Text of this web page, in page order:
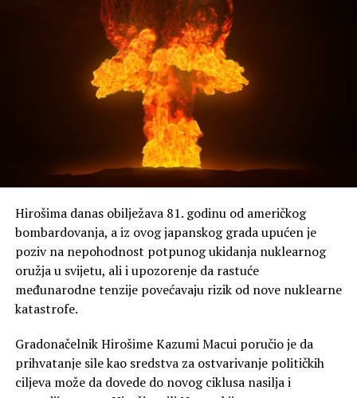
Hirošima danas obilježava 81. godinu od američkog
bombardovanja, a iz ovog japanskog grada upućen je
poziv na nepohodnost potpunog ukidanja nuklearnog
oružja u svijetu, ali i upozorenje da rastuće
međunarodne tenzije povećavaju rizik od nove nuklearne
katastrofe.
Gradonačelnik Hirošime Kazumi Macui poručio je da
prihvatanje sile kao sredstva za ostvarivanje političkih
ciljeva može da dovede do novog ciklusa nasilja i